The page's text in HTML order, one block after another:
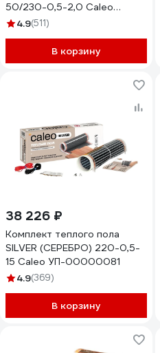
50/230-0,5-2,0 Caleo
КА000001317
4.9(511)
В корзину
38 226 ₽
Комплект теплого пола
SILVER (СЕРЕБРО) 220-0,5-
15 Caleo УП-00000081
4.9(369)
В корзину